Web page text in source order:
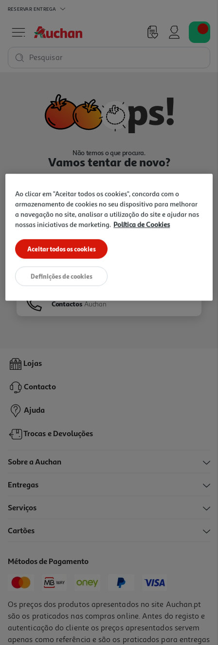
RESERVAR ENTREGA
Pesquisar
Não temos o que procura.
Vamos tentar de novo?
Ir para Homepage
Folhetos
Contactos Auchan
Lojas
Contacto
Ajuda
Trocas e Devoluções
Sobre a Auchan
Entregas
Serviços
Cartões
Métodos de Pagamento
Os preços dos produtos apresentados no site Auchan.pt
são os praticados nas compras online. Antes do registo e
autenticação do cliente os preços apresentados servem
apenas como referência e são os praticados para entregas
Ao clicar em "Aceitar todos os cookies", concorda com o
armazenamento de cookies no seu dispositivo para melhorar
a navegação no site, analisar a utilização do site e ajudar nas
nossas iniciativas de marketing. Política de Cookies
Aceitar todos os cookies
Definições de cookies